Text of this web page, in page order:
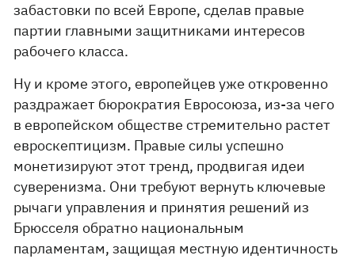
забастовки по всей Европе, сделав правые
партии главными защитниками интересов
рабочего класса.
Ну и кроме этого, европейцев уже откровенно
раздражает бюрократия Евросоюза, из-за чего
в европейском обществе стремительно растет
евроскептицизм. Правые силы успешно
монетизируют этот тренд, продвигая идеи
суверенизма. Они требуют вернуть ключевые
рычаги управления и принятия решений из
Брюсселя обратно национальным
парламентам, защищая местную идентичность